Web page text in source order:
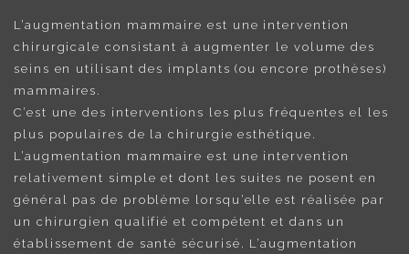
L’augmentation mammaire est une intervention
chirurgicale consistant à augmenter le volume des
seins en utilisant des implants (ou encore prothèses)
mammaires.
C’est une des interventions les plus fréquentes el les
plus populaires de la chirurgie esthétique.
L’augmentation mammaire est une intervention
relativement simple et dont les suites ne posent en
général pas de problème lorsqu’elle est réalisée par
un chirurgien qualifié et compétent et dans un
établissement de santé sécurisé. L’augmentation